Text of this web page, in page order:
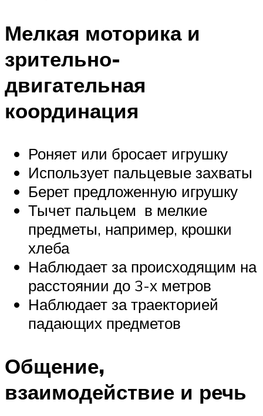
Мелкая моторика и
зрительно-
двигательная
координация
Роняет или бросает игрушку
Использует пальцевые захваты
Берет предложенную игрушку
Тычет пальцем в мелкие
предметы, например, крошки
хлеба
Наблюдает за происходящим на
расстоянии до 3-х метров
Наблюдает за траекторией
падающих предметов
Общение,
взаимодействие и речь